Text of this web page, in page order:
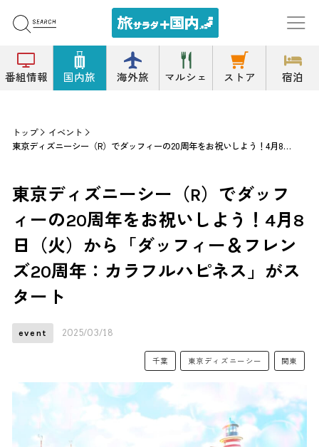
番組情報 国内旅 海外旅 マルシェ ストア 宿泊
トップ
イベント
東京ディズニーシー（R）でダッフィーの20周年をお祝いしよう！4月8日（火）から「ダッフィー＆フレンズ20周年：カラフルハピネス」がスタート
東京ディズニーシー（R）でダッフ
ィーの20周年をお祝いしよう！4月8
日（火）から「ダッフィー＆フレン
ズ20周年：カラフルハピネス」がス
タート
event 2025/03/18
千葉 東京ディズニーシー 関東